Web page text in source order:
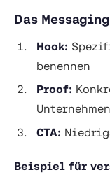
Das
Hook:
benennen
Proof:
Unternehmen
CTA:
Beispiel für